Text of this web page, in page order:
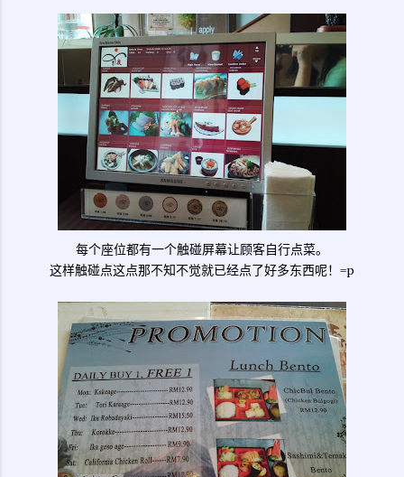
每个座位都有一个触碰屏幕让顾客自行点菜。
这样触碰点这点那不知不觉就已经点了好多东西呢！=p